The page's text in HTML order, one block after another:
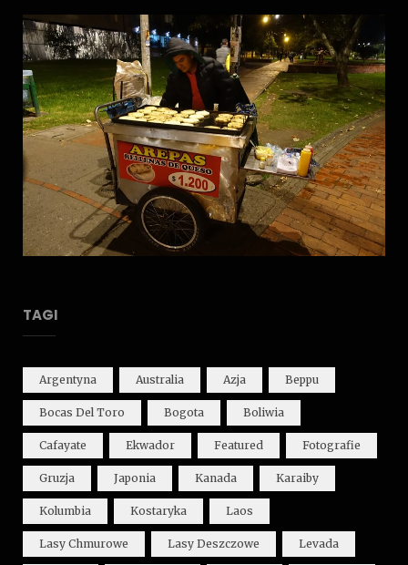
TAGI
Argentyna Australia Azja Beppu
Bocas Del Toro Bogota Boliwia
Cafayate Ekwador Featured Fotografie
Gruzja Japonia Kanada Karaiby
Kolumbia Kostaryka Laos
Lasy Chmurowe Lasy Deszczowe Levada